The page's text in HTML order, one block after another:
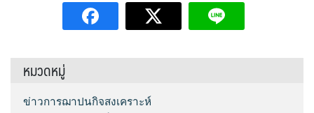
หมวดหมู่
ข่าวการฌาปนกิจสงเคราะห์